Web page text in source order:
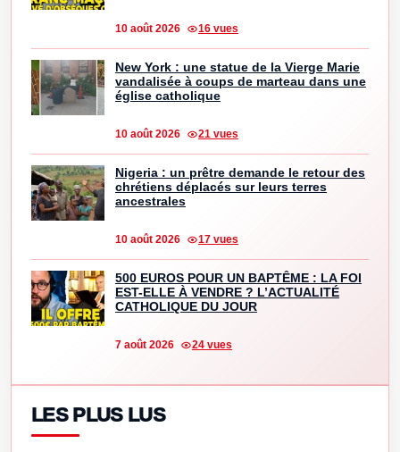
10 août 2026 16 vues
New York : une statue de la Vierge Marie
vandalisée à coups de marteau dans une
église catholique
10 août 2026 21 vues
Nigeria : un prêtre demande le retour des
chrétiens déplacés sur leurs terres
ancestrales
10 août 2026 17 vues
500 EUROS POUR UN BAPTÊME : LA FOI
EST-ELLE À VENDRE ? L’ACTUALITÉ
CATHOLIQUE DU JOUR
7 août 2026 24 vues
LES PLUS LUS